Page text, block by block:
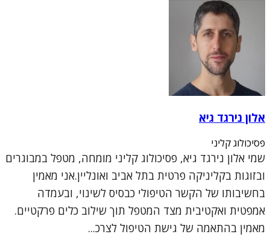
אלון נירגד גיא
פסיכולוג קליני
שמי אלון נירגד גיא, פסיכולוג קליני מומחה, מטפל במבוגרים
ובזוגות בקליניקה פרטית בתל אביב ואונליין.אני מאמין
בחשיבותו של הקשר הטיפולי כבסיס לשינוי, ובעמדה
אמפטית ואקטיבית מצד המטפל תוך שילוב כלים פרקטיים.
מאמין בהתאמה של גישת הטיפול לצרכ...